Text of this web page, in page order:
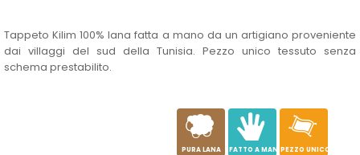
Tappeto Kilim 100% lana fatta a mano da un artigiano proveniente
dai villaggi del sud della Tunisia. Pezzo unico tessuto senza
schema prestabilito.
a
PURA LANA
c
FATTO A MANO
h
PEZZO UNICO